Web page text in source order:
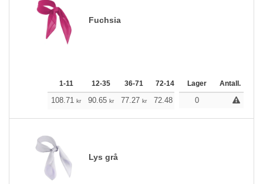
Fuchsia
1-11 12-35 36-71 72-143 144-287 288 +
Lager Antall.
108.71 kr 90.65 kr 77.27 kr 72.48 68.91 68.24
0
Lys grå